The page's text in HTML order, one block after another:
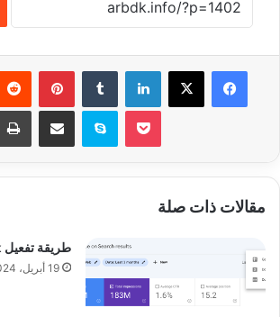
فيسبوك لينكدإن بينتيريست
سكايب
مقالات ذات صلة
طريقة تفعيل imagick في whm
19 أبريل، 2024